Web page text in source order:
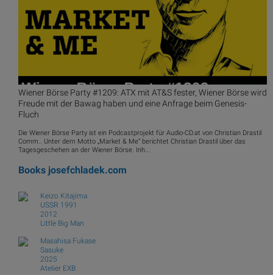
Wiener Börse Party #1209: ATX mit AT&S fester, Wiener Börse wird
Freude mit der Bawag haben und eine Anfrage beim Genesis-
Fluch
Die Wiener Börse Party ist ein Podcastprojekt für Audio-CD.at von Christian Drastil
Comm.. Unter dem Motto „Market & Me“ berichtet Christian Drastil über das
Tagesgeschehen an der Wiener Börse. Inh...
Books josefchladek.com
Keizo Kitajima
USSR 1991
2012
Little Big Man
Masahisa Fukase
Sasuke
2025
Atelier EXB